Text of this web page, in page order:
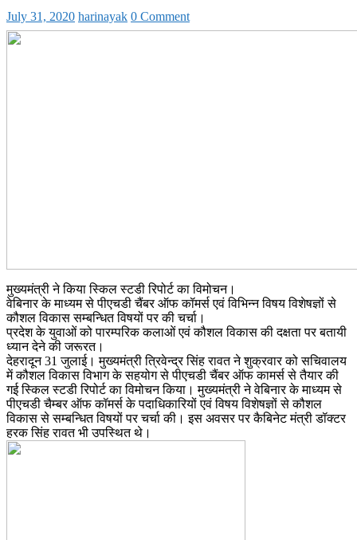
July 31, 2020 harinayak 0 Comment
मुख्यमंत्री ने किया स्किल स्टडी रिपोर्ट का विमोचन।
वेबिनार के माध्यम से पीएचडी चैंबर ऑफ कॉमर्स एवं विभिन्न विषय विशेषज्ञों से
कौशल विकास सम्बन्धित विषयों पर की चर्चा।
प्रदेश के युवाओं को पारम्परिक कलाओं एवं कौशल विकास की दक्षता पर बतायी
ध्यान देने की जरूरत।
देहरादून 31 जुलाई। मुख्यमंत्री त्रिवेन्द्र सिंह रावत ने शुक्रवार को सचिवालय
में कौशल विकास विभाग के सहयोग से पीएचडी चैंबर ऑफ कामर्स से तैयार की
गई स्किल स्टडी रिपोर्ट का विमोचन किया। मुख्यमंत्री ने वेबिनार के माध्यम से
पीएचडी चैम्बर ऑफ कॉमर्स के पदाधिकारियों एवं विषय विशेषज्ञों से कौशल
विकास से सम्बन्धित विषयों पर चर्चा की। इस अवसर पर कैबिनेट मंत्री डॉक्टर
हरक सिंह रावत भी उपस्थित थे।